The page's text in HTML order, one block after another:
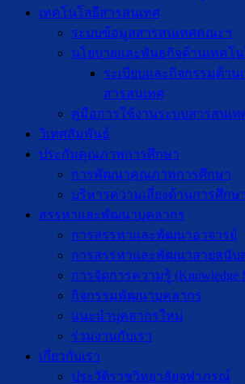
เทคโนโลยีสารสนเทศ
ระบบข้อมูลสารสนเทศคณะฯ
นโยบายและพันธกิจด้านเทคโ
ระเบียบและกิจกรรมด้าน
สารสนเทศ
คู่มือการใช้งานระบบสารสนเ
วิเทศสัมพันธ์
ประกันคุณภาพการศึกษา
การพัฒนาคุณภาพการศึกษา
บริหารความเสี่ยงด้านการศึกษ
สรรหาและพัฒนาบุคลากร
การสรรหาและพัฒนาอาจารย์
การสรรหาและพัฒนาสายสนับ
การจัดการความรู้ (Knowledge
กิจกรรมพัฒนาบุคลากร
แนะนำบุคลากรใหม่
ร่วมงานกับเรา
เกี่ยวกับเรา
ประวัติราชวิทยาลัยจุฬาภรณ์